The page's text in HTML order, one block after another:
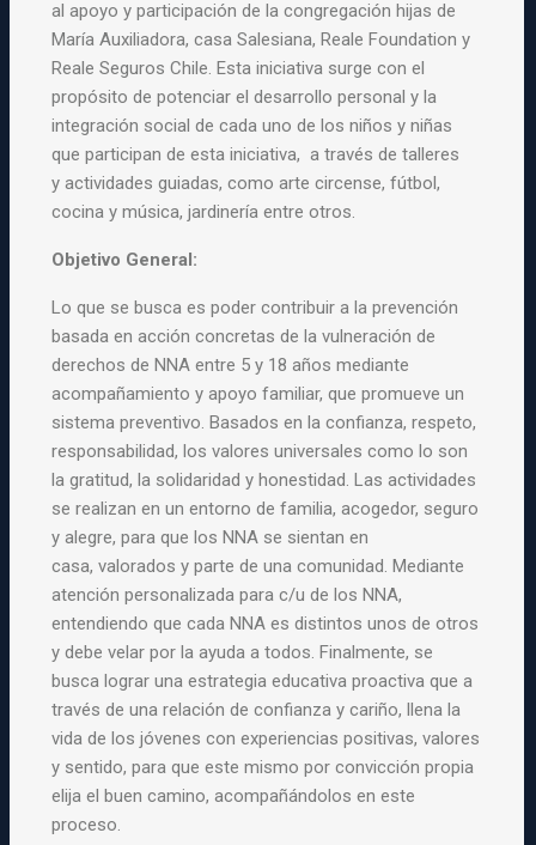
al apoyo y participación de la congregación hijasde
María Auxiliadora, casa Salesiana, Reale Foundation y
Reale SegurosChile. Esta iniciativa surge con el
propósito de potenciar eldesarrollo personal y la
integración social de cada uno de los niños yniñas
que participan de esta iniciativa, a través de talleres
yactividades guiadas, como arte circense, fútbol,
cocina y música,jardinería entre otros.
Objetivo General:
Lo que se busca es poder contribuir a la prevención
basada en acciónconcretas de la vulneración de
derechos de NNA entre 5 y 18 añosmediante
acompañamiento y apoyo familiar, que promueve un
sistemapreventivo. Basados en la confianza, respeto,
responsabilidad, losvalores universales como lo son
la gratitud, la solidaridad yhonestidad. Las actividades
se realizan en un entorno de familia,acogedor, seguro
y alegre, para que los NNA se sientan en
casa,valorados y parte de una comunidad. Mediante
atención personalizadapara c/u de los NNA,
entendiendo que cada NNA es distintos unos deotros
y debe velar por la ayuda a todos. Finalmente, se
busca lograruna estrategia educativa proactiva que a
través de una relación deconfianza y cariño, llena la
vida de los jóvenes con experienciaspositivas, valores
y sentido, para que este mismo por convicciónpropia
elija el buen camino, acompañándolos en este
proceso.